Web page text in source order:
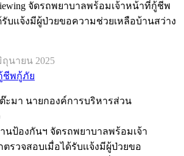
ถุนายน 2025
ชีพกู้ภัย
ะมา นายกองค์การบริหารส่วน
นป้องกันฯ จัดรถพยาบาลพร้อมเจ้า
รวจสอบเมื่อได้รับเเจ้งมีผู้ป่วยขอ